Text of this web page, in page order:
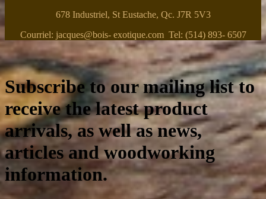
678 Industriel, St Eustache, Qc. J7R 5V3
Courriel: jacques@bois- exotique.com Tel: (514) 893- 6507
Subscribe to our mailing list to
receive the latest product
arrivals, as well as news,
articles and woodworking
information.